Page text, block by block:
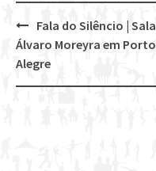
Post
navigation
Fala do Silêncio | Sala
Álvaro Moreyra em Porto
Alegre